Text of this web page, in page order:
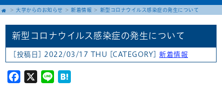
大学からのお知らせ 新着情報 新型コロナウイルス感染症の発生について
新型コロナウイルス感染症の発生について
[投稿日] 2022/03/17 THU [CATEGORY]新着情報
Facebook
X Line